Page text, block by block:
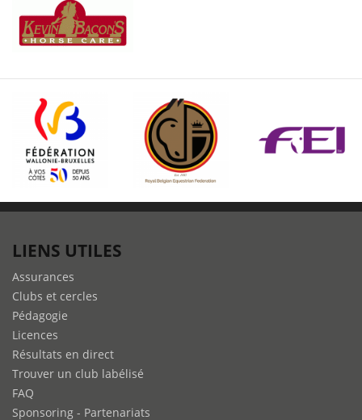
LIENS UTILES
Assurances
Clubs et cercles
Pédagogie
Licences
Résultats en direct
Trouver un club labélisé
FAQ
Sponsoring - Partenariats